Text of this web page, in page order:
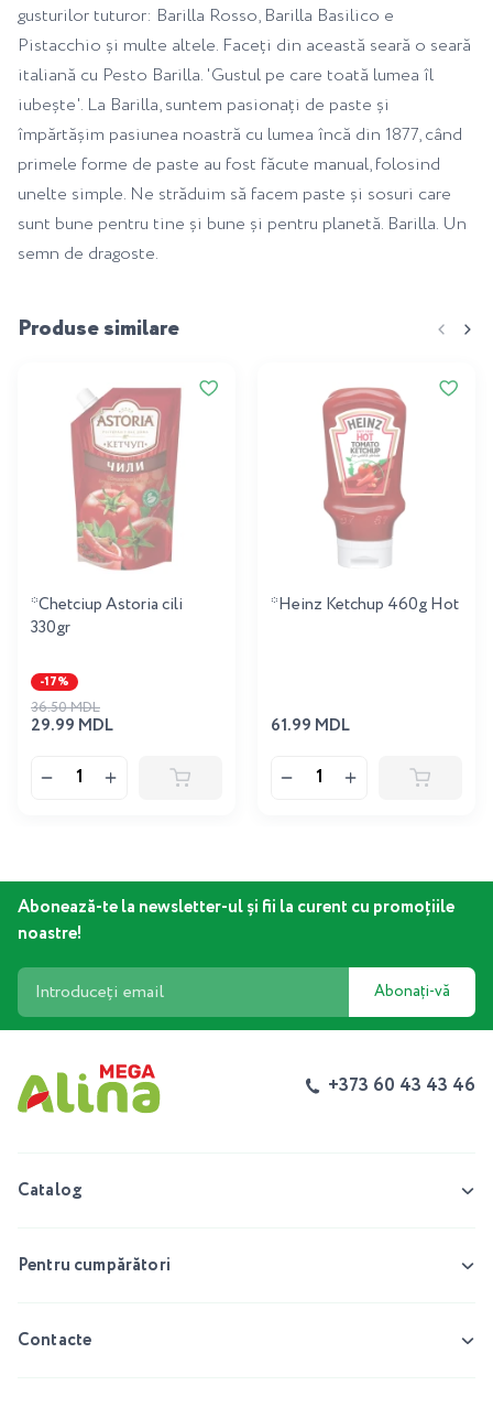
gusturilor tuturor: Barilla Rosso, Barilla Basilico e
Pistacchio și multe altele. Faceți din această seară o seară
italiană cu Pesto Barilla. 'Gustul pe care toată lumea îl
iubește'. La Barilla, suntem pasionați de paste și
împărtășim pasiunea noastră cu lumea încă din 1877, când
primele forme de paste au fost făcute manual, folosind
unelte simple. Ne străduim să facem paste și sosuri care
sunt bune pentru tine și bune și pentru planetă. Barilla. Un
semn de dragoste.
Produse similare
*Chetciup Astoria cili
330gr
-17%
29.99 MDL
36.50 MDL
*Heinz Ketchup 460g Hot
61.99 MDL
Abonează-te la newsletter-ul și fii la curent cu promoțiile
noastre!
Abonați-vă
+373 60 43 43 46
Catalog
Pentru cumpărători
Contacte